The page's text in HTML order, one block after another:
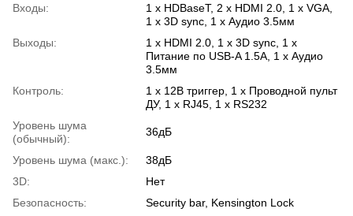
Входы:
1 x HDBaseT, 2 x HDMI 2.0, 1 x VGA,
1 x 3D sync, 1 x Аудио 3.5мм
Выходы:
1 x HDMI 2.0, 1 x 3D sync, 1 x
Питание по USB-A 1.5A, 1 x Аудио
3.5мм
Контроль:
1 x 12В триггер, 1 x Проводной пульт
ДУ, 1 x RJ45, 1 x RS232
Уровень шума
(обычный):
36дБ
Уровень шума (макс.):
38дБ
3D:
Нет
Безопасность:
Security bar, Kensington Lock